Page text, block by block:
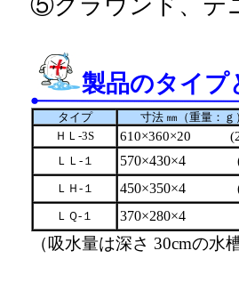
⑤グラウンド、テ
製品のタイプ
タイプ 寸法 ㎜（重量：ｇ
ＨＬ-3S
610×360×20
ＬＬ-１
570×430×4
ＬＨ-１
450×350×4
ＬＱ-１
370×280×4
（吸水量は深さ 30cmの